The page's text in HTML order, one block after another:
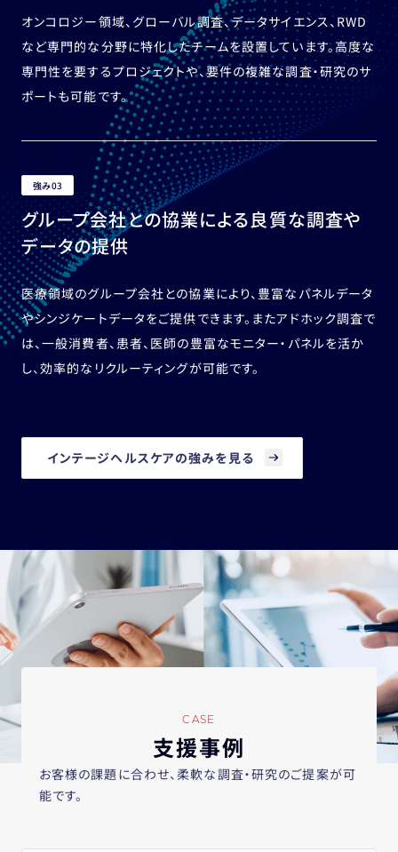
オンコロジー領域、グローバル調査、データサイエンス、RWD
など専門的な分野に特化したチームを設置しています。高度な
専門性を要するプロジェクトや、要件の複雑な調査・研究のサ
ポートも可能です。
強み03
グループ会社との協業による良質な調査や
データの提供
医療領域のグループ会社との協業により、豊富なパネルデータ
やシンジケートデータをご提供できます。またアドホック調査で
は、一般消費者、患者、医師の豊富なモニター・パネルを活か
し、効率的なリクルーティングが可能です。
インテージヘルスケアの強みを見る
CASE
支援事例
お客様の課題に合わせ、柔軟な調査・研究のご提案が可
能です。